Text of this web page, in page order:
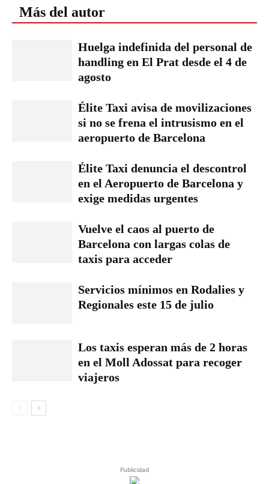
Más del autor
Huelga indefinida del personal de
handling en El Prat desde el 4 de
agosto
Élite Taxi avisa de movilizaciones
si no se frena el intrusismo en el
aeropuerto de Barcelona
Élite Taxi denuncia el descontrol
en el Aeropuerto de Barcelona y
exige medidas urgentes
Vuelve el caos al puerto de
Barcelona con largas colas de
taxis para acceder
Servicios mínimos en Rodalies y
Regionales este 15 de julio
Los taxis esperan más de 2 horas
en el Moll Adossat para recoger
viajeros
Publicidad